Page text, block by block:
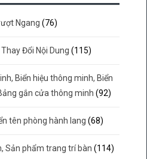
Ngang (76)
Đổi Nội Dung (115)
Biển hiệu thông minh, Biển
gắn cửa thông minh (92)
tên phòng hành lang (68)
Sản phẩm trang trí bàn (114)